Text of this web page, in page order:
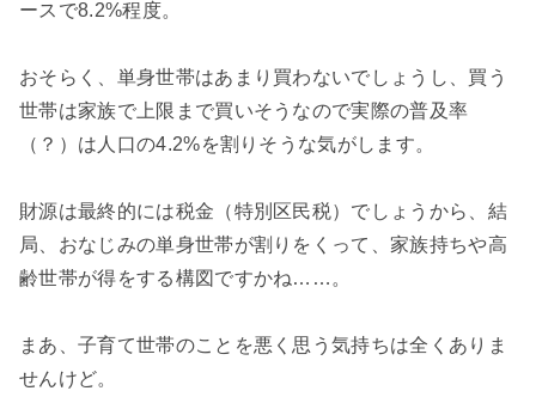
ースで8.2%程度。
おそらく、単身世帯はあまり買わないでしょうし、買う
世帯は家族で上限まで買いそうなので実際の普及率
（？）は人口の4.2%を割りそうな気がします。
財源は最終的には税金（特別区民税）でしょうから、結
局、おなじみの単身世帯が割りをくって、家族持ちや高
齢世帯が得をする構図ですかね……。
まあ、子育て世帯のことを悪く思う気持ちは全くありま
せんけど。